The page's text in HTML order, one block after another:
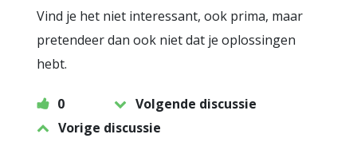
Vind je het niet interessant, ook prima, maar
pretendeer dan ook niet dat je oplossingen
hebt.
0
Volgende discussie
Vorige discussie